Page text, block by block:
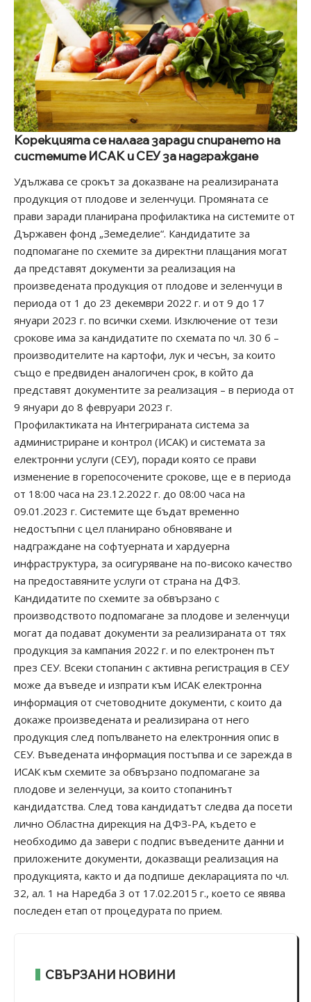
Корекцията се налага заради спирането на
системите ИСАК и СЕУ за надграждане
Удължава се срокът за доказване на реализираната
продукция от плодове и зеленчуци. Промяната се
прави заради планирана профилактика на системите от
Държавен фонд „Земеделие“. Кандидатите за
подпомагане по схемите за директни плащания могат
да представят документи за реализация на
произведената продукция от плодове и зеленчуци в
периода от 1 до 23 декември 2022 г. и от 9 до 17
януари 2023 г. по всички схеми. Изключение от тези
срокове има за кандидатите по схемата по чл. 30 б –
производителите на картофи, лук и чесън, за които
също е предвиден аналогичен срок, в който да
представят документите за реализация – в периода от
9 януари до 8 февруари 2023 г.
Профилактиката на Интегрираната система за
администриране и контрол (ИСАК) и системата за
електронни услуги (СЕУ), поради която се прави
изменение в горепосочените срокове, ще е в периода
от 18:00 часа на 23.12.2022 г. до 08:00 часа на
09.01.2023 г. Системите ще бъдат временно
недостъпни с цел планирано обновяване и
надграждане на софтуерната и хардуерна
инфраструктура, за осигуряване на по-високо качество
на предоставяните услуги от страна на ДФЗ.
Кандидатите по схемите за обвързано с
производството подпомагане за плодове и зеленчуци
могат да подават документи за реализираната от тях
продукция за кампания 2022 г. и по електронен път
през СЕУ. Всеки стопанин с активна регистрация в СЕУ
може да въведе и изпрати към ИСАК електронна
информация от счетоводните документи, с които да
докаже произведената и реализирана от него
продукция след попълването на електронния опис в
СЕУ. Въведената информация постъпва и се зарежда в
ИСАК към схемите за обвързано подпомагане за
плодове и зеленчуци, за които стопанинът
кандидатства. След това кандидатът следва да посети
лично Областна дирекция на ДФЗ-РА, където е
необходимо да завери с подпис въведените данни и
приложените документи, доказващи реализация на
продукцията, както и да подпише декларацията по чл.
32, ал. 1 на Наредба 3 от 17.02.2015 г., което се явява
последен етап от процедурата по прием.
СВЪРЗАНИ НОВИНИ